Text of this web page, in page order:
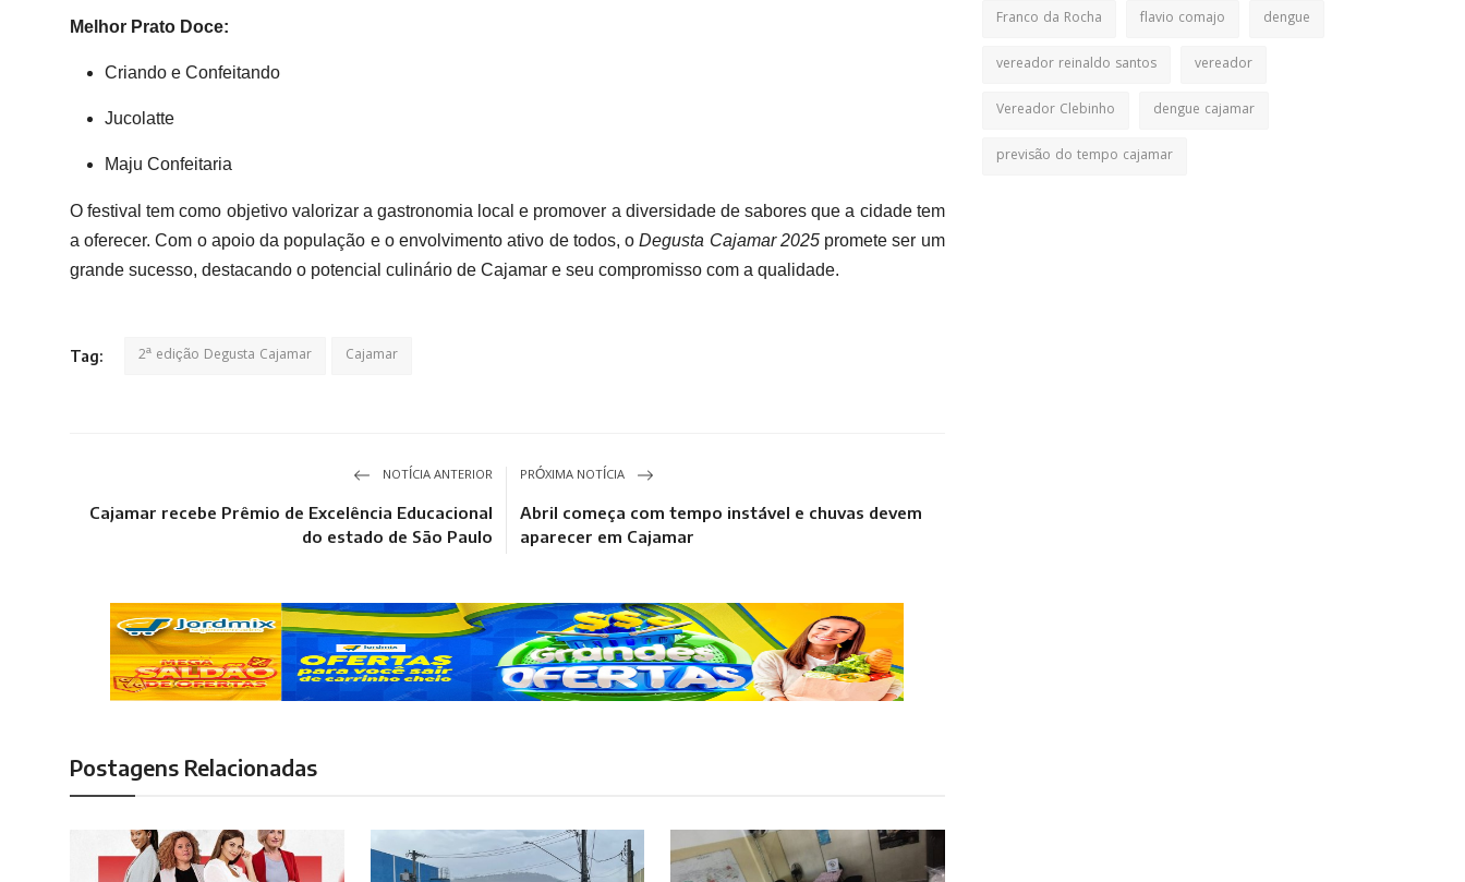
Melhor Prato Doce:
Criando e Confeitando
Jucolatte
Maju Confeitaria
O festival tem como objetivo valorizar a gastronomia local e promover a diversidade de sabores que a cidade tem
a oferecer. Com o apoio da população e o envolvimento ativo de todos, oDegusta Cajamar 2025promete ser um
grande sucesso, destacando o potencial culinário de Cajamar e seu compromisso com a qualidade.
Tag: 2ª edição Degusta Cajamar Cajamar
NOTÍCIA ANTERIOR
Cajamar recebe Prêmio de Excelência Educacional
do estado de São Paulo
PRÓXIMA NOTÍCIA
Abril começa com tempo instável e chuvas devem
aparecer em Cajamar
Postagens Relacionadas
Franco da Rocha
flavio comajo
dengue
vereador reinaldo santos
vereador
Vereador Clebinho
dengue cajamar
previsão do tempo cajamar